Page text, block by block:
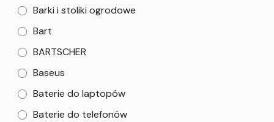
Barki i stoliki ogrodowe
Bart
BARTSCHER
Baseus
Baterie do laptopów
Baterie do telefonów